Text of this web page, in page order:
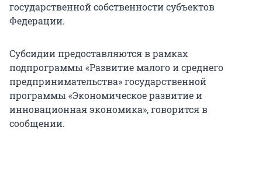
государственной собственности субъектов
Федерации.
Субсидии предоставляются в рамках
подпрограммы «Развитие малого и среднего
предпринимательства» государственной
программы «Экономическое развитие и
инновационная экономика», говорится в
сообщении.